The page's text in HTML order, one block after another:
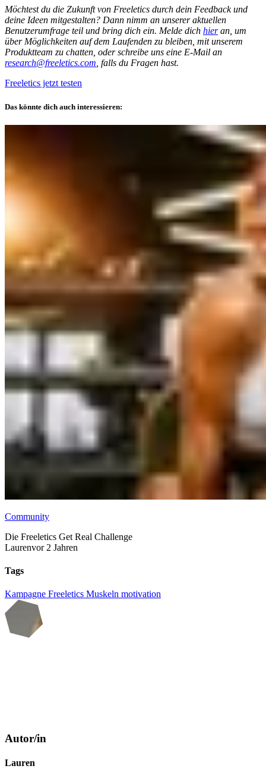
Möchtest du die Zukunft von Freeletics durch dein Feedback und
deine Ideen mitgestalten? Dann nimm an unserer aktuellen
Benutzerumfrage teil und bring dich ein. Melde dich hieran, um
über Möglichkeiten auf dem Laufenden zu bleiben, mit unserem
Produktteam zu chatten, oder schreibe uns eine E-Mail an
research@freeletics.com , falls du Fragen hast.
Freeletics jetzt testen
Das könnte dich auch interessieren:
Community
Die Freeletics Get Real Challenge
Laurenvor 2 Jahren
Tags
Kampagne Freeletics Muskeln motivation
Autor/in
Lauren